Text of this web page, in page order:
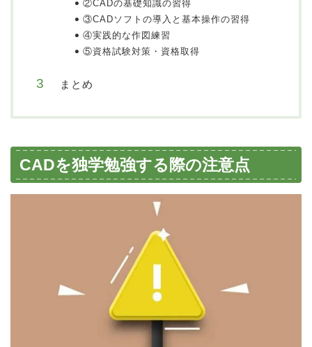
②CADの基礎知識の習得
③CADソフトの導入と基本操作の習得
④実践的な作図練習
⑤資格試験対策・資格取得
まとめ
CADを独学勉強する際の注意点